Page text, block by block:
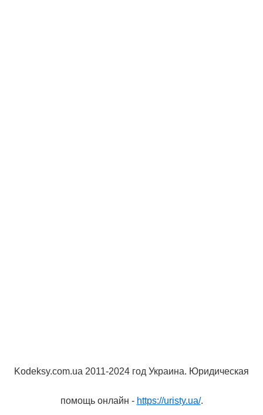
Kodeksy.com.ua 2011-2024 год Украина. Юридическая
помощь онлайн - https://uristy.ua/.